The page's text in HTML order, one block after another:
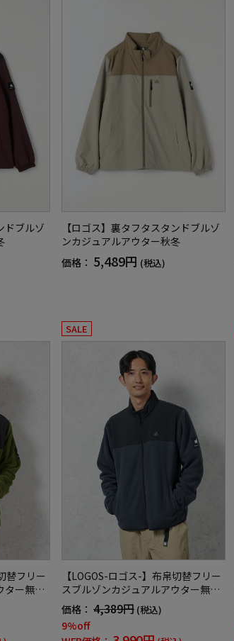
ドブルゾ
【ロゴス】裏タフタスタンドブルゾ
ンカジュアルアウター秋冬
価格： 5,489円 (税込)
替フリー
ター無地
SALE
【LOGOS-ロゴス-】布帛切替フリー
スブルゾンカジュアルアウター無地
秋冬
価格： 4,389円 (税込)
9%off